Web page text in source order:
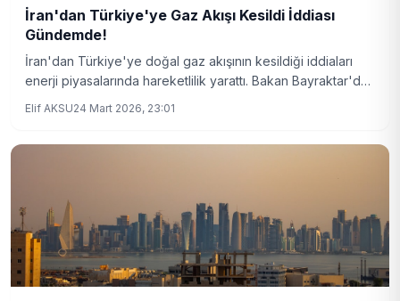
İran'dan Türkiye'ye Gaz Akışı Kesildi İddiası
Gündemde!
İran'dan Türkiye'ye doğal gaz akışının kesildiği iddiaları
enerji piyasalarında hareketlilik yarattı. Bakan Bayraktar'dan
Elif AKSU24 Mart 2026, 23:01